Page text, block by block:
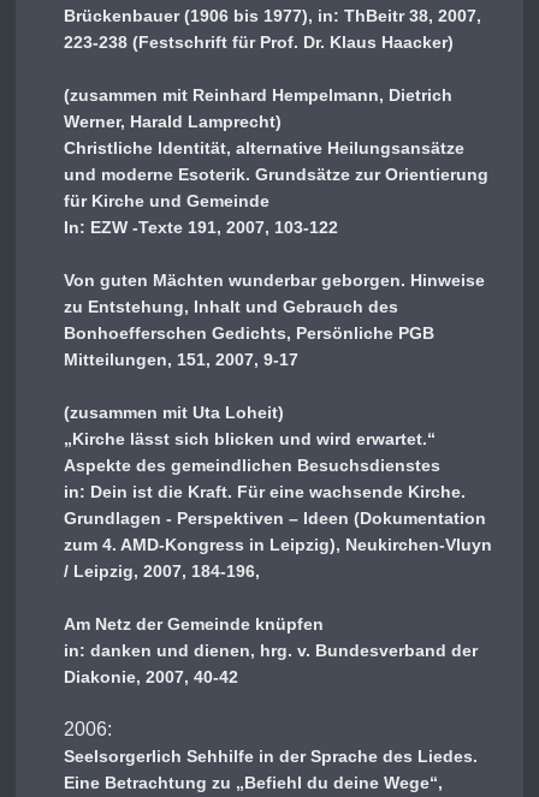
Brückenbauer (1906 bis 1977), in: ThBeitr 38, 2007,
223-238 (Festschrift für Prof. Dr. Klaus Haacker)
(zusammen mit Reinhard Hempelmann, Dietrich
Werner, Harald Lamprecht)
Christliche Identität, alternative Heilungsansätze
und moderne Esoterik. Grundsätze zur Orientierung
für Kirche und Gemeinde
In: EZW -Texte 191, 2007, 103-122
Von guten Mächten wunderbar geborgen. Hinweise
zu Entstehung, Inhalt und Gebrauch des
Bonhoefferschen Gedichts, Persönliche PGB
Mitteilungen, 151, 2007, 9-17
(zusammen mit Uta Loheit)
„Kirche lässt sich blicken und wird erwartet.“
Aspekte des gemeindlichen Besuchsdienstes
in: Dein ist die Kraft. Für eine wachsende Kirche.
Grundlagen - Perspektiven – Ideen (Dokumentation
zum 4. AMD-Kongress in Leipzig), Neukirchen-Vluyn
/ Leipzig, 2007, 184-196,
Am Netz der Gemeinde knüpfen
in: danken und dienen, hrg. v. Bundesverband der
Diakonie, 2007, 40-42
2006:
Seelsorgerlich Sehhilfe in der Sprache des Liedes.
Eine Betrachtung zu „Befiehl du deine Wege“,